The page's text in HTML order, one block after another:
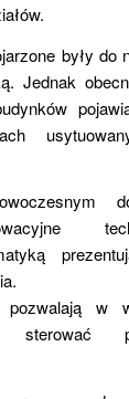
były do
Jednak
pozwalają w
sterować